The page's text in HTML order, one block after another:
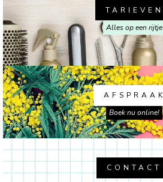
TARIEVEN
Alles op een rijtje
AFSPRAAK
Boek nu online!
CONTACT